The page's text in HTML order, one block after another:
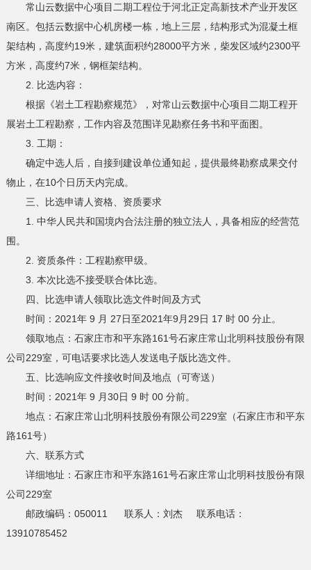
常山云数据中心项目二期工程位于河北正定高新技术产业开发区
南区。包括云数据中心机房楼一栋，地上三层，结构形式为混凝土框
架结构，高度约19米，建筑面积约28000平方米，柴发区域约2300平
方米，高度约7米，钢框架结构。
2. 比选内容：
根据《岩土工程勘察规范》，对常山云数据中心项目二期工程开
展岩土工程勘察，工作内容及范围详见勘察任务书和平面图。
3. 工期：
确定中选人后，自接到建设单位通知起，提供最终勘察成果交付
物止，在10个日历天内完成。
三、比选申请人资格、资质要求
1. 中华人民共和国境内合法注册的独立法人，具备相应的经营范
围。
2. 资质条件：工程勘察甲级。
3. 本次比选不接受联合体比选。
四、比选申请人领取比选文件时间及方式
时间：2021年 9 月 27日至2021年9月29日 17 时 00 分止。
领取地点：石家庄市和平东路161号石家庄常山北明科技股份有限
公司229室，可电话要求比选人发送电子版比选文件。
五、比选响应文件接收时间及地点（可寄送）
时间：2021年 9 月30日 9 时 00 分前。
地点：石家庄常山北明科技股份有限公司229室（石家庄市和平东
路161号）
六、联系方式
详细地址：石家庄市和平东路161号石家庄常山北明科技股份有限
公司229室
邮政编码：050011 联系人：刘杰 联系电话：
13910785452